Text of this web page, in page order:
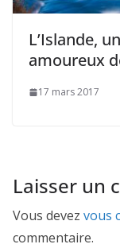
L’Islande,
amoureux
17 mars 2017
Laisser un
Vous devez vous
commentaire.